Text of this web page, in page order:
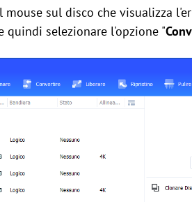
sul disco che visualizza
selezionare l'opzione "